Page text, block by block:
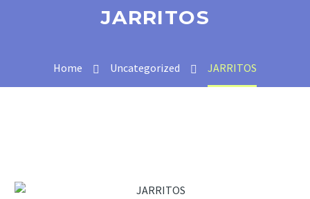
JARRITOS
Home Uncategorized JARRITOS